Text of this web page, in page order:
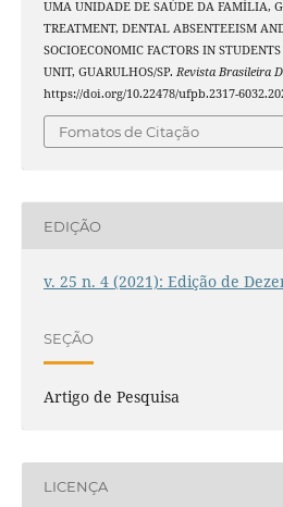
UMA UNIDADE DE SAÚDE DA FAMÍLIA,
TREATMENT, DENTAL ABSENTEEISM
SOCIOECONOMIC FACTORS IN
UNIT, GUARULHOS/SP. Revista Brasileira
https://doi.org/10.22478/ufpb.2317-
Fomatos de Citação
EDIÇÃO
v. 25 n. 4 (2021): Edição de
SEÇÃO
Artigo de Pesquisa
LICENÇA